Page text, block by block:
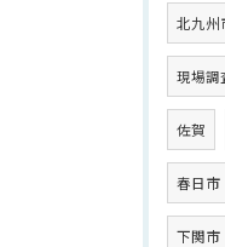
北九州
現場調
佐賀
春日市
下関市